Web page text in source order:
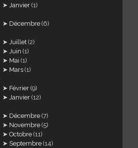
Janvier (1)
Décembre (6)
Juillet (2)
Juin (1)
Mai (1)
Mars (1)
Février (9)
Janvier (12)
Décembre (7)
Novembre (5)
Octobre (11)
Septembre (14)